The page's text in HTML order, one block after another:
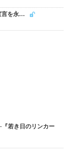
言を永…
若き日のリンカー